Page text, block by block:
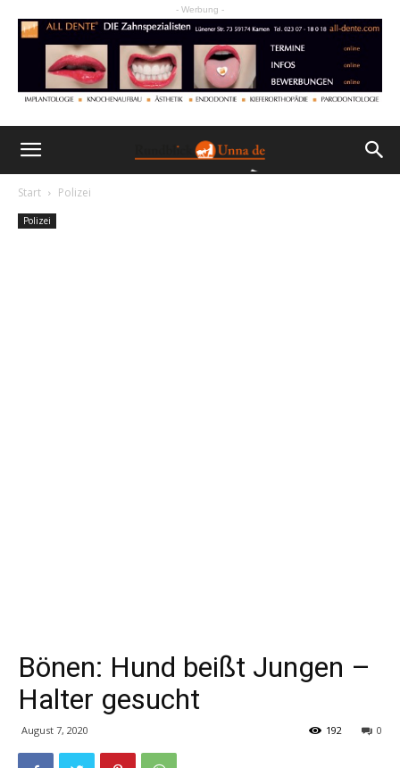
- Werbung -
Start Polizei
Polizei
Bönen: Hund beißt Jungen –
Halter gesucht
August 7, 2020 0
192